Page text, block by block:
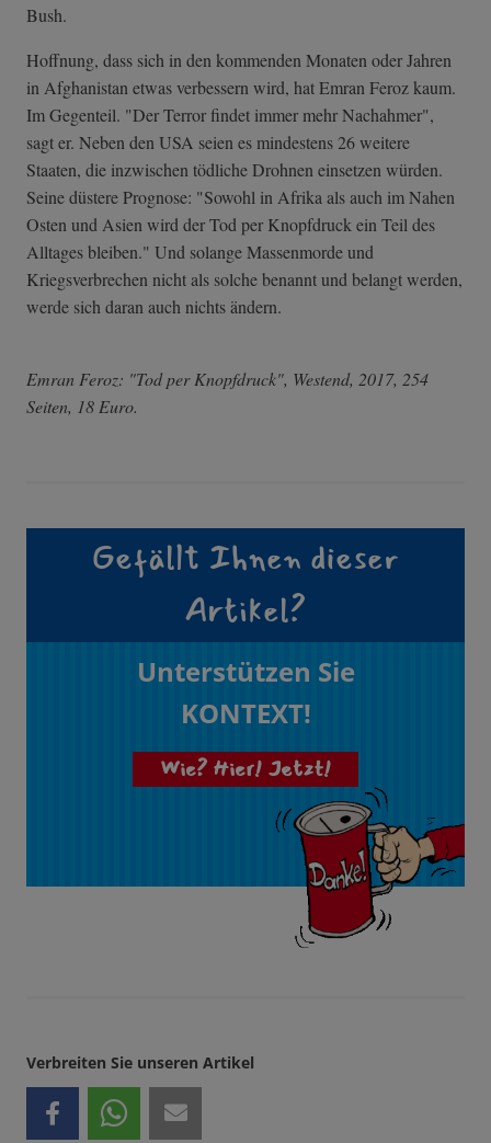
Bush.
Hoffnung, dass sich in den kommenden Monaten oder Jahren
in Afghanistan etwas verbessern wird, hat Emran Feroz kaum.
Im Gegenteil. "Der Terror findet immer mehr Nachahmer",
sagt er. Neben den USA seien es mindestens 26 weitere
Staaten, die inzwischen tödliche Drohnen einsetzen würden.
Seine düstere Prognose: "Sowohl in Afrika als auch im Nahen
Osten und Asien wird der Tod per Knopfdruck ein Teil des
Alltages bleiben." Und solange Massenmorde und
Kriegsverbrechen nicht als solche benannt und belangt werden,
werde sich daran auch nichts ändern.
Emran Feroz: "Tod per Knopfdruck", Westend, 2017, 254
Seiten, 18 Euro.
Gefällt Ihnen dieser
Artikel?
Unterstützen Sie
KONTEXT!
Wie? Hier! Jetzt!
Verbreiten Sie unseren Artikel